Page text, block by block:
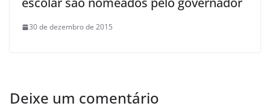
30 de dezembro de 2015
Deixe um comentário